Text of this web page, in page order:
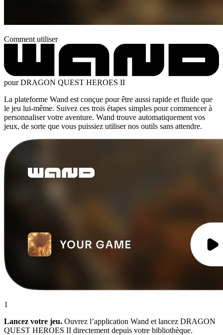
Comment utiliser
pour DRAGON QUEST HEROES II
La plateforme Wand est conçue pour être aussi rapide et fluide que
le jeu lui-même. Suivez ces trois étapes simples pour commencer à
personnaliser votre aventure. Wand trouve automatiquement vos
jeux, de sorte que vous puissiez utiliser nos outils sans attendre.
1
Lancez votre jeu. Ouvrez l’application Wand et lancez DRAGON
QUEST HEROES II directement depuis votre bibliothèque.